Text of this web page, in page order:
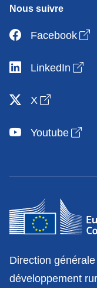
Nous suivre
Facebook
LinkedIn
X Open link
Youtube
Contact
Direction
développement